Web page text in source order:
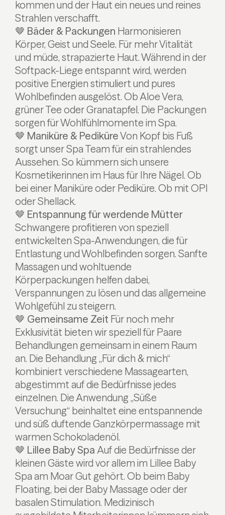
kommen und der Haut ein neues und reines
Strahlen verschafft.
🤎 Bäder & Packungen Harmonisieren
Körper, Geist und Seele. Für mehr Vitalität
und müde, strapazierte Haut. Während in der
Softpack-Liege entspannt wird, werden
positive Energien stimuliert und pures
Wohlbefinden ausgelöst. Ob Aloe Vera,
grüner Tee oder Granatapfel. Die Packungen
sorgen für Wohlfühlmomente im Spa.
🤎 Maniküre & PediküreVon Kopf bis Fuß
sorgt unser Spa Team für ein strahlendes
Aussehen. So kümmern sich unsere
Kosmetikerinnen im Haus für Ihre Nägel. Ob
bei einer Maniküre oder Pediküre. Ob mit OPI
oder Shellack.
🤎 Entspannung für werdende Mütter
Schwangere profitieren von speziell
entwickelten Spa-Anwendungen, die für
Entlastung und Wohlbefinden sorgen. Sanfte
Massagen und wohltuende
Körperpackungen helfen dabei,
Verspannungen zu lösen und das allgemeine
Wohlgefühl zu steigern.
🤎 Gemeinsame Zeit Für noch mehr
Exklusivität bieten wir speziell für Paare
Behandlungen gemeinsam in einem Raum
an. Die Behandlung „Für dich & mich“
kombiniert verschiedene Massagearten,
abgestimmt auf die Bedürfnisse jedes
einzelnen. Die Anwendung „Süße
Versuchung“ beinhaltet eine entspannende
und süß duftende Ganzkörpermassage mit
warmen Schokoladenöl.
🤎 Lillee Baby Spa Auf die Bedürfnisse der
kleinen Gäste wird vor allem im Lillee Baby
Spa am Moar Gut gehört. Ob beim Baby
Floating, bei der Baby Massage oder der
basalen Stimulation. Medizinisch